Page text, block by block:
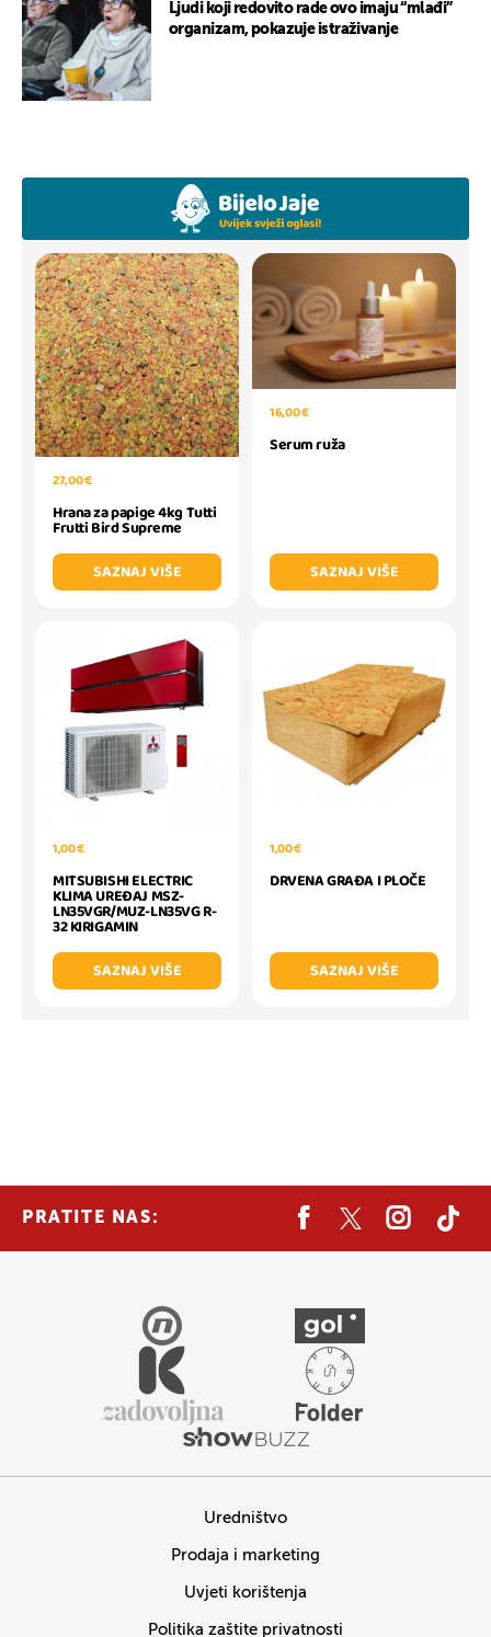
Ljudi koji redovito rade ovo imaju “mlađi”
organizam, pokazuje istraživanje
27,00 €
Hrana za papige 4kg Tutti
Frutti Bird Supreme
SAZNAJ VIŠE
16,00 €
Serum ruža
SAZNAJ VIŠE
1,00 €
MITSUBISHI ELECTRIC
KLIMA UREĐAJ MSZ-
LN35VGR/MUZ-LN35VG R-
32 KIRIGAMIN
SAZNAJ VIŠE
1,00 €
DRVENA GRAĐA I PLOČE
SAZNAJ VIŠE
PRATITE NAS:
Uredništvo
Prodaja i marketing
Uvjeti korištenja
Politika zaštite privatnosti